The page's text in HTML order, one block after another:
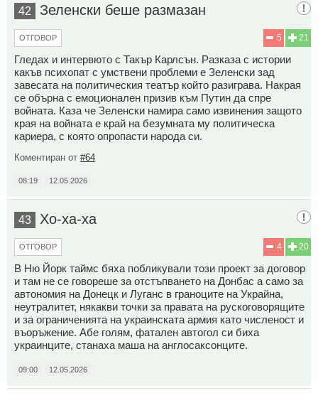
42 Зеленски беше размазан
21
5
ОТГОВОР
Гледах и интервюто с Такър Карлсън. Разказа с истории
какъв психопат с умствени проблеми е Зеленски зад
завесата на политическия театър който разиграва. Накрая
се обърна с емоционален призив към Путин да спре
войната. Каза че Зеленски намира само извинения защото
края на войната е край на безумната му политическа
кариера, с която опропасти народа си.
Коментиран от #64
08:19 12.05.2026
43 Хо-ха-ха
20
4
ОТГОВОР
В Ню Йорк таймс бяха побликували този проект за договор
и там не се говореше за отстъпването на Донбас а само за
автономия на Донецк и Луганс в граноците на Украйна,
неутралитет, някакви точки за правата на рускоговорящите
и за ограниченията на украинската армия като численост и
въоръжение. Абе голям, фатален автогол си биха
украинците, станаха маша на англосаксонците.
09:00 12.05.2026